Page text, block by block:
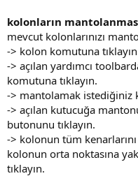
kolonların
mevcut kolonlarınızı
-> kolon komutuna
-> açılan yardımcı
komutuna tıklayın.
-> mantolamak istediğiniz
-> açılan kutucuğa
butonunu tıklayın.
-> kolonun tüm
kolonun orta noktasına
tıklayın.